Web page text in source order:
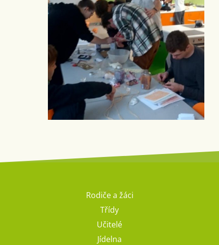
Rodiče a žáci
Třídy
Učitelé
Jídelna